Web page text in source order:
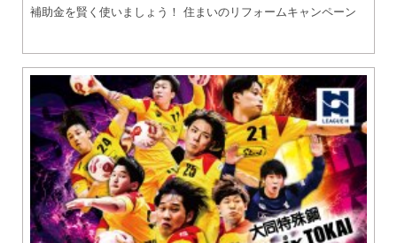
補助金を賢く使いましょう！ 住まいのリフォームキャンペーン